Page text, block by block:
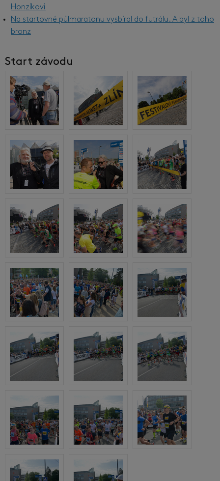
Honzíkovi
Na startovné půlmaratonu vysbíral do futrálu. A byl z toho
bronz
Start závodu